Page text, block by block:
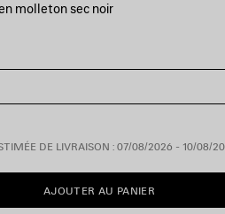
molleton sec noir
DE LIVRAISON : 07/08/2026 - 10/08/
AJOUTER
AU
AJOUTER AU PANIER
VEUILLEZ
SÉLECTIONNER